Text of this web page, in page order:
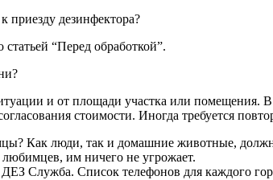
приезду дезинфектора?
“Перед обработкой”.
и от площади участка или
стоимости. Иногда требуется
Как люди, так и домашние животные,
им ничего не угрожает.
Служба. Список телефонов для каждого